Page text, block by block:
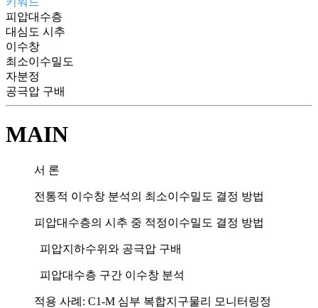
피압대수층
대심도 시추
이수창
최소이수밀도
자분정
공극압 구배
MAIN
서 론
전통적 이수창 분석의 최소이수밀도 결정 방법
피압대수층의 시추 중 적정이수밀도 결정 방법
피압지하수위와 공극압 구배
피압대수층 구간 이수창 분석
적용 사례: C1-M 심부 복합지구물리 모니터링정